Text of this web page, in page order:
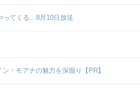
ってくる…8月10日放送
・モアナの魅力を深掘り【PR】